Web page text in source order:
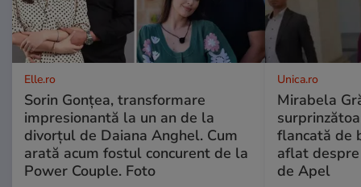
Elle.ro
Sorin Gonțea, transformare
impresionantă la un an de la
divorțul de Daiana Anghel. Cum
arată acum fostul concurent de la
Power Couple. Foto
Unica.ro
Mirabela
flancată de
aflat
de Apel